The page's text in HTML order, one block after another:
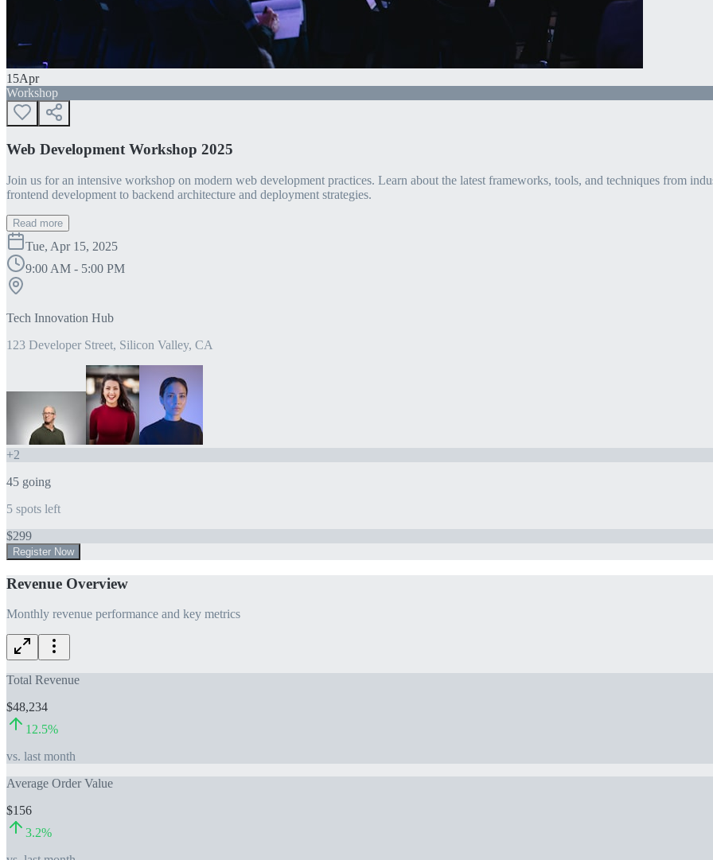
15Apr
Workshop
Web Development Workshop 2025
Join us for an intensive workshop on modern web development practices. Learn about the latest frameworks, tools, and techniques from
frontend development to backend architecture and deployment strategies.
Read more
Tue, Apr 15, 2025
9:00 AM - 5:00 PM
Tech Innovation Hub
123 Developer Street, Silicon Valley, CA
+2
45 going
5 spots left
$299
Register Now
Revenue Overview
Monthly revenue performance and key metrics
Total Revenue
$48,234
12.5%
vs. last month
Average Order Value
$156
3.2%